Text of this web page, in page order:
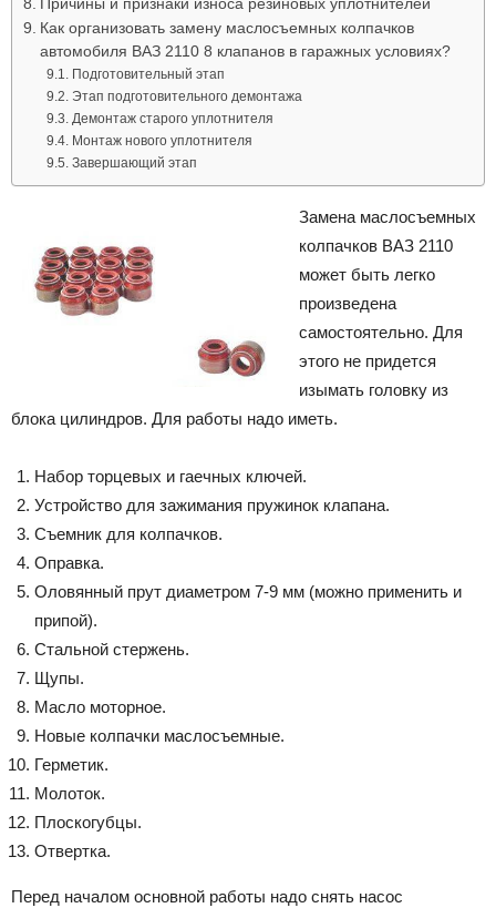
Причины и признаки износа резиновых уплотнителей
Как организовать замену маслосъемных колпачков
автомобиля ВАЗ 2110 8 клапанов в гаражных условиях?
Подготовительный этап
Этап подготовительного демонтажа
Демонтаж старого уплотнителя
Монтаж нового уплотнителя
Завершающий этап
Замена маслосъемных
колпачков ВАЗ 2110
может быть легко
произведена
самостоятельно. Для
этого не придется
изымать головку из
блока цилиндров. Для работы надо иметь.
Набор торцевых и гаечных ключей.
Устройство для зажимания пружинок клапана.
Съемник для колпачков.
Оправка.
Оловянный прут диаметром 7-9 мм (можно применить и
припой).
Стальной стержень.
Щупы.
Масло моторное.
Новые колпачки маслосъемные.
Герметик.
Молоток.
Плоскогубцы.
Отвертка.
Перед началом основной работы надо снять насос